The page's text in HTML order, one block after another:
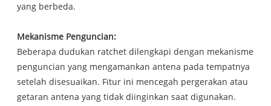
yang berbeda.
Mekanisme Penguncian:
Beberapa dudukan ratchet dilengkapi dengan mekanisme
penguncian yang mengamankan antena pada tempatnya
setelah disesuaikan. Fitur ini mencegah pergerakan atau
getaran antena yang tidak diinginkan saat digunakan.